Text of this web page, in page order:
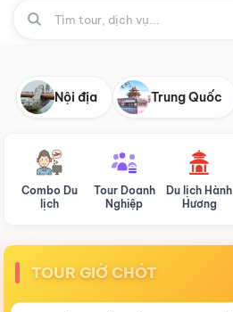
Nội địa Trung Quốc
Combo Du
lịch
Tour Doanh
Nghiệp
Du lịch Hành
Hương
TOUR GIỜ CHÓT